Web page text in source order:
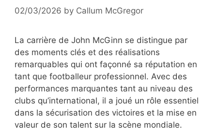
02/03/2026 by Callum McGregor
La carrière de John McGinn se distingue par
des moments clés et des réalisations
remarquables qui ont façonné sa réputation en
tant que footballeur professionnel. Avec des
performances marquantes tant au niveau des
clubs qu’international, il a joué un rôle essentiel
dans la sécurisation des victoires et la mise en
valeur de son talent sur la scène mondiale.